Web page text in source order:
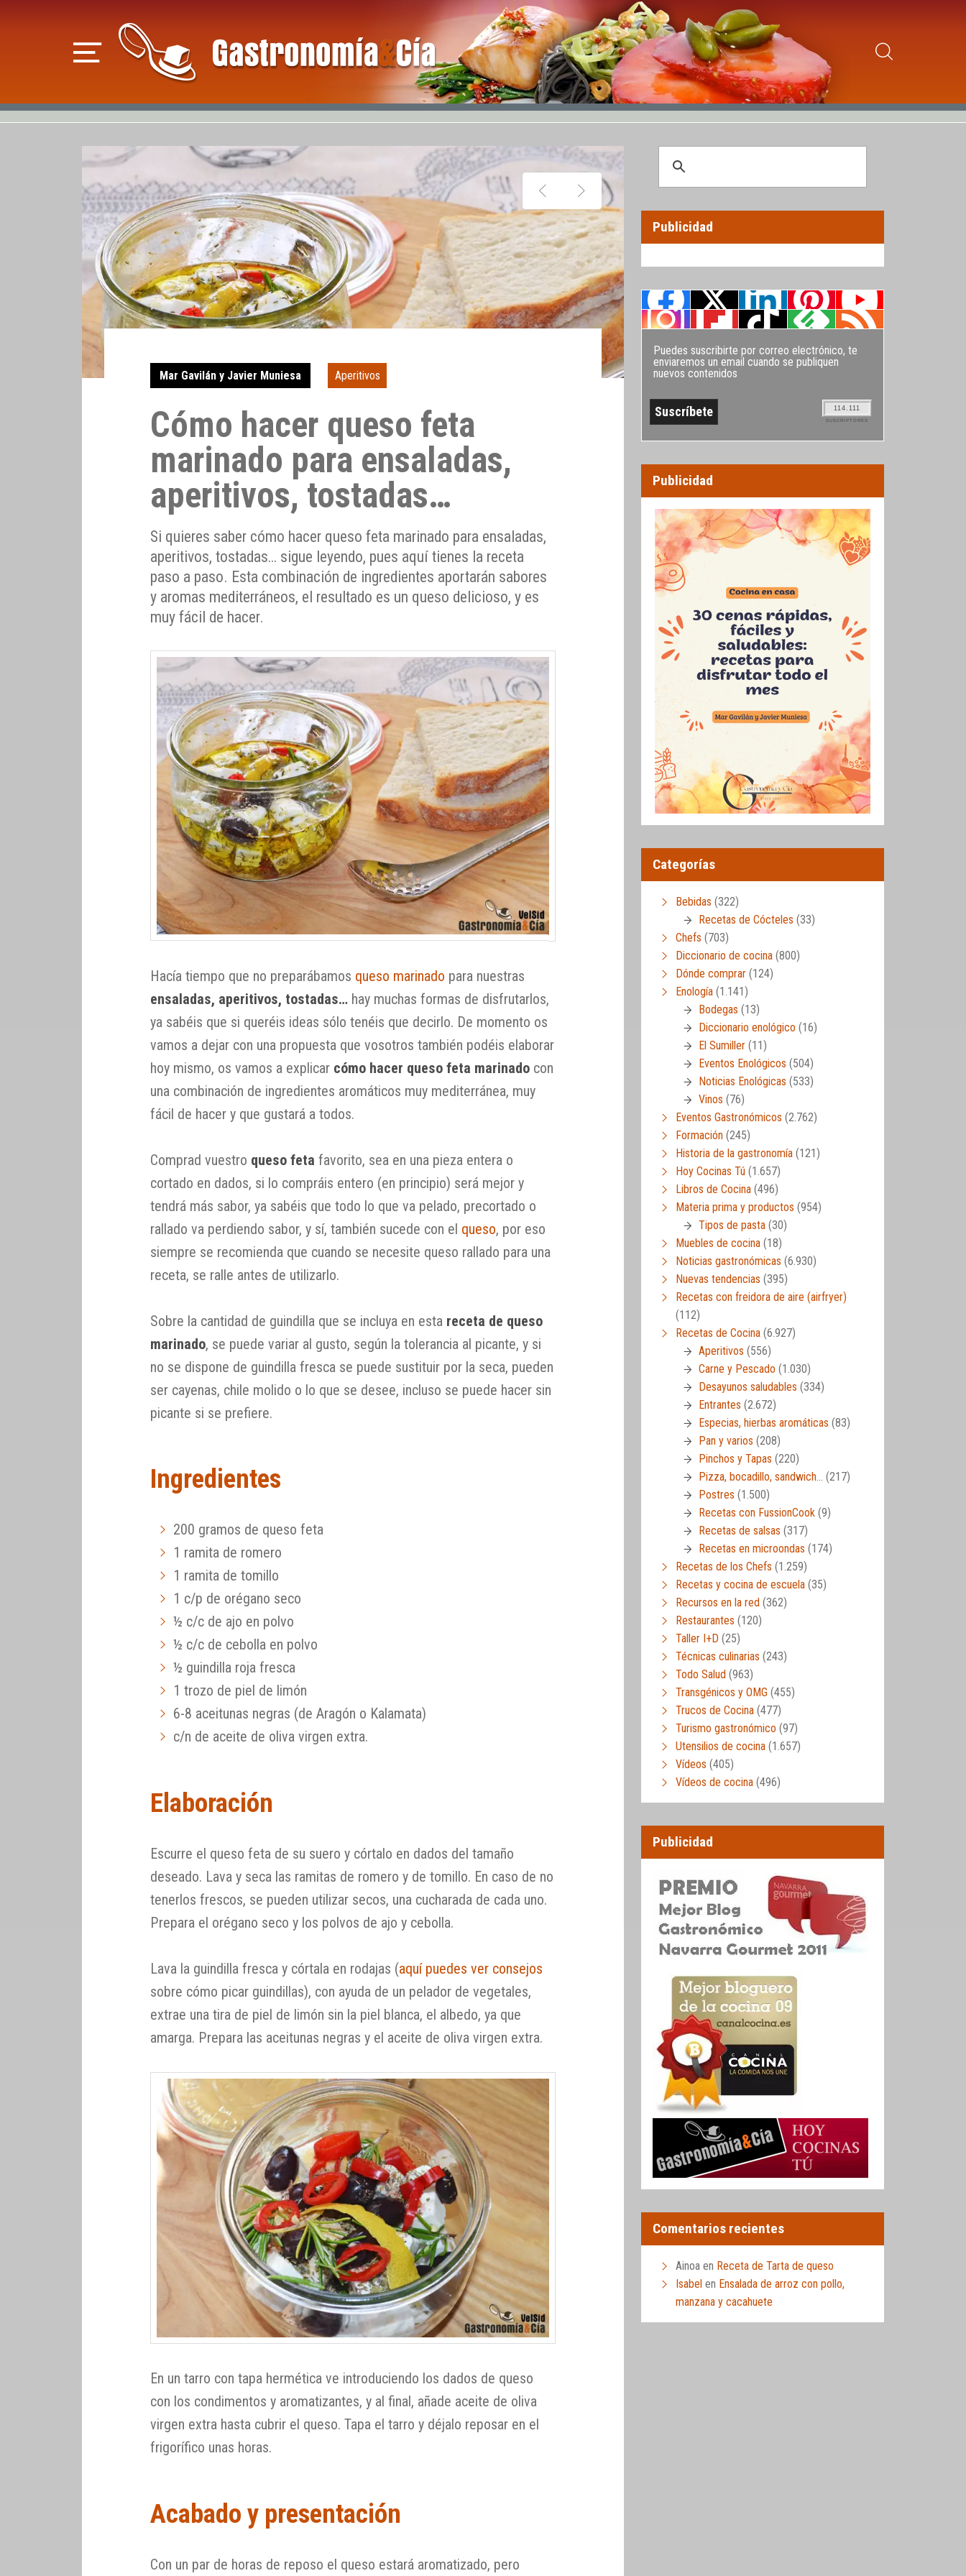
Mar Gavilán y Javier Muniesa Aperitivos
Cómo hacer queso feta
marinado para ensaladas,
aperitivos, tostadas…
Si quieres saber cómo hacer queso feta marinado para ensaladas,
aperitivos, tostadas… sigue leyendo, pues aquí tienes la receta
paso a paso. Esta combinación de ingredientes aportarán sabores
y aromas mediterráneos, el resultado es un queso delicioso, y es
muy fácil de hacer.
Hacía tiempo que no preparábamos queso marinado para nuestras
ensaladas, aperitivos, tostadas… hay muchas formas de disfrutarlos,
ya sabéis que si queréis ideas sólo tenéis que decirlo. De momento os
vamos a dejar con una propuesta que vosotros también podéis elaborar
hoy mismo, os vamos a explicar cómo hacer queso feta marinado con
una combinación de ingredientes aromáticos muy mediterránea, muy
fácil de hacer y que gustará a todos.
Comprad vuestro queso feta favorito, sea en una pieza entera o
cortado en dados, si lo compráis entero (en principio) será mejor y
tendrá más sabor, ya sabéis que todo lo que va pelado, precortado o
rallado va perdiendo sabor, y sí, también sucede con el queso, por eso
siempre se recomienda que cuando se necesite queso rallado para una
receta, se ralle antes de utilizarlo.
Sobre la cantidad de guindilla que se incluya en esta receta de queso
marinado, se puede variar al gusto, según la tolerancia al picante, y si
no se dispone de guindilla fresca se puede sustituir por la seca, pueden
ser cayenas, chile molido o lo que se desee, incluso se puede hacer sin
picante si se prefiere.
Ingredientes
200 gramos de queso feta
1 ramita de romero
1 ramita de tomillo
1 c/p de orégano seco
½ c/c de ajo en polvo
½ c/c de cebolla en polvo
½ guindilla roja fresca
1 trozo de piel de limón
6-8 aceitunas negras (de Aragón o Kalamata)
c/n de aceite de oliva virgen extra.
Elaboración
Escurre el queso feta de su suero y córtalo en dados del tamaño
deseado. Lava y seca las ramitas de romero y de tomillo. En caso de no
tenerlos frescos, se pueden utilizar secos, una cucharada de cada uno.
Prepara el orégano seco y los polvos de ajo y cebolla.
Lava la guindilla fresca y córtala en rodajas (aquí puedes ver consejos
sobre cómo picar guindillas), con ayuda de un pelador de vegetales,
extrae una tira de piel de limón sin la piel blanca, el albedo, ya que
amarga. Prepara las aceitunas negras y el aceite de oliva virgen extra.
En un tarro con tapa hermética ve introduciendo los dados de queso
con los condimentos y aromatizantes, y al final, añade aceite de oliva
virgen extra hasta cubrir el queso. Tapa el tarro y déjalo reposar en el
frigorífico unas horas.
Acabado y presentación
Con un par de horas de reposo el queso estará aromatizado, pero
Publicidad
Puedes suscribirte por correo electrónico, te
enviaremos un email cuando se publiquen
nuevos contenidos
114.111
SUSCRIPTORES
Publicidad
Categorías
Bebidas (322)
Recetas de Cócteles (33)
Chefs (703)
Diccionario de cocina (800)
Dónde comprar (124)
Enología (1.141)
Bodegas (13)
Diccionario enológico (16)
El Sumiller (11)
Eventos Enológicos (504)
Noticias Enológicas (533)
Vinos (76)
Eventos Gastronómicos (2.762)
Formación (245)
Historia de la gastronomía (121)
Hoy Cocinas Tú (1.657)
Libros de Cocina (496)
Materia prima y productos (954)
Tipos de pasta (30)
Muebles de cocina (18)
Noticias gastronómicas (6.930)
Nuevas tendencias (395)
Recetas con freidora de aire (airfryer)
(112)
Recetas de Cocina (6.927)
Aperitivos (556)
Carne y Pescado (1.030)
Desayunos saludables (334)
Entrantes (2.672)
Especias, hierbas aromáticas (83)
Pan y varios (208)
Pinchos y Tapas (220)
Pizza, bocadillo, sandwich… (217)
Postres (1.500)
Recetas con FussionCook (9)
Recetas de salsas (317)
Recetas en microondas (174)
Recetas de los Chefs (1.259)
Recetas y cocina de escuela (35)
Recursos en la red (362)
Restaurantes (120)
Taller I+D (25)
Técnicas culinarias (243)
Todo Salud (963)
Transgénicos y OMG (455)
Trucos de Cocina (477)
Turismo gastronómico (97)
Utensilios de cocina (1.657)
Vídeos (405)
Vídeos de cocina (496)
Publicidad
Comentarios recientes
Ainoa en Receta de Tarta de queso
Isabel en Ensalada de arroz con pollo,
manzana y cacahuete